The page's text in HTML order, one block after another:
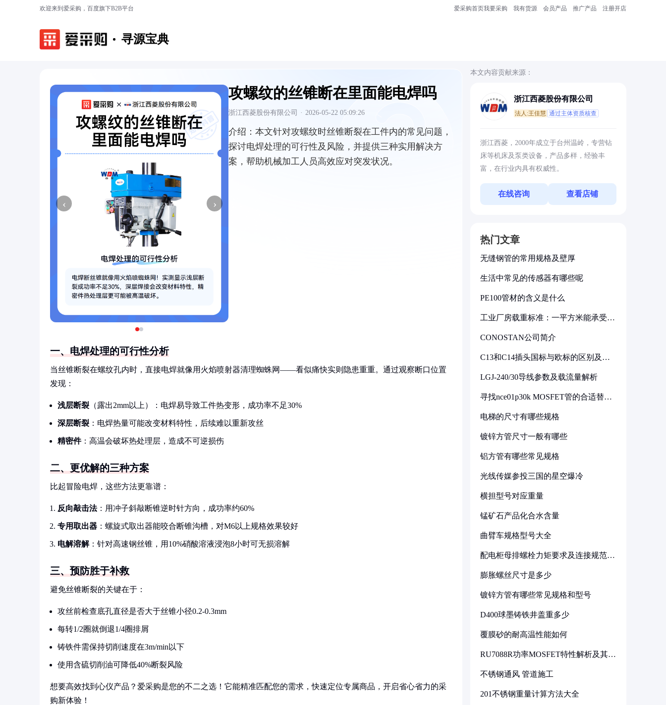
欢迎来到爱采购，百度旗下B2B平台 爱采购首页我要采购 我有货源 会员产品 推广产品 注册开店
寻源宝典
‹ ›
攻螺纹的丝锥断在里面能电焊吗
浙江西菱股份有限公司 · 2026-05-22 05:09:26
介绍： 本文针对攻螺纹时丝锥断裂在工件内的常见问题，
探讨电焊处理的可行性及风险，并提供三种实用解决方
案，帮助机械加工人员高效应对突发状况。
一、电焊处理的可行性分析
当丝锥断裂在螺纹孔内时，直接电焊就像用火焰喷射器清理蜘蛛网——看似痛快实则隐患重重。通过观察断口位置
发现：
浅层断裂 （露出2mm以上）：电焊易导致工件热变形，成功率不足30%
深层断裂 ：电焊热量可能改变材料特性，后续难以重新攻丝
精密件：高温会破坏热处理层，造成不可逆损伤
二、更优解的三种方案
比起冒险电焊，这些方法更靠谱：
反向敲击法：用冲子斜敲断锥逆时针方向，成功率约60%
专用取出器 ：螺旋式取出器能咬合断锥沟槽，对M6以上规格效果较好
电解溶解：针对高速钢丝锥，用10%硝酸溶液浸泡8小时可无损溶解
三、预防胜于补救
避免丝锥断裂的关键在于：
攻丝前检查底孔直径是否大于丝锥小径0.2-0.3mm
每转1/2圈就倒退1/4圈排屑
铸铁件需保持切削速度在3m/min以下
使用含硫切削油可降低40%断裂风险
想要高效找到心仪产品？爱采购是您的不二之选！它能精准匹配您的需求，快速定位专属商品，开启省心省力的采
购新体验！
本文内容贡献来源：
浙江西菱股份有限公司
法人:王佳慧 通过主体资质核查
浙江西菱，2000年成立于台州温岭，专营钻
床等机床及泵类设备，产品多样，经验丰
富，在行业内具有权威性。
在线咨询 查看店铺
热门文章
无缝钢管的常用规格及壁厚
生活中常见的传感器有哪些呢
PE100管材的含义是什么
工业厂房载重标准：一平方米能承受多
CONOSTAN公司简介
C13和C14插头国标与欧标的区别及其
LGJ-240/30导线参数及载流量解析
寻找nce01p30k MOSFET管的合适替代
电梯的尺寸有哪些规格
镀锌方管尺寸一般有哪些
铝方管有哪些常见规格
光线传媒参投三国的星空爆冷
横担型号对应重量
锰矿石产品化合水含量
曲臂车规格型号大全
配电柜母排螺栓力矩要求及连接规范详
膨胀螺丝尺寸是多少
镀锌方管有哪些常见规格和型号
D400球墨铸铁井盖重多少
覆膜砂的耐高温性能如何
RU7088R功率MOSFET特性解析及其在
不锈钢通风 管道施工
201不锈钢重量计算方法大全